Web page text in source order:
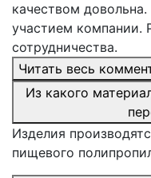
качеством
участием компании.
сотрудничества.
Читать весь
Из какого
Изделия
пищевого